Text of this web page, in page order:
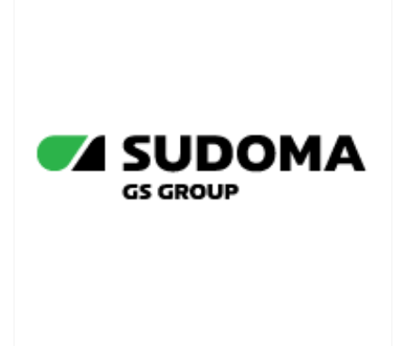
Смотреть проект